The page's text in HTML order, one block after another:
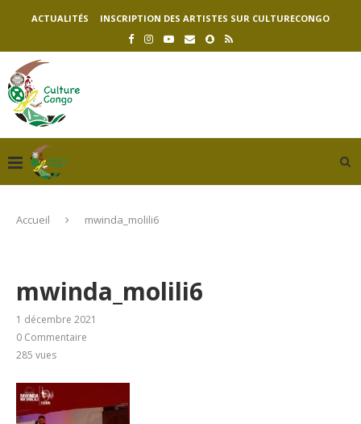
ACTUALITÉS INSCRIPTION DES ARTISTES SUR CULTURECONGO
Accueil mwinda_molili6
mwinda_molili6
1 décembre 2021
0 Commentaire
285 vues